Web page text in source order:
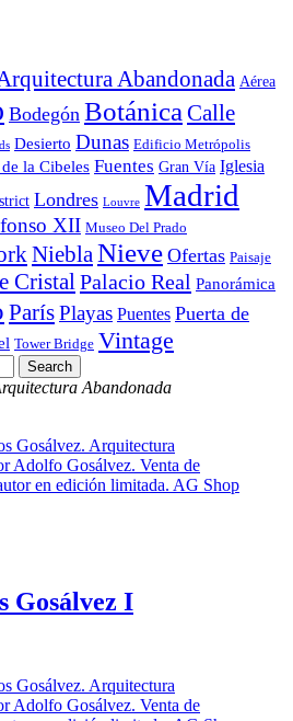
Abandonada Aérea
Bodegón BotánicaCalle
Desierto Dunas Edificio Metrópolis
la Cibeles Fuentes Gran Vía Iglesia
Londres Louvre Madrid
XII Museo Del Prado
NieblaNieve Ofertas Paisaje
CristalPalacio Real Panorámica
ParísPlayas Puentes Puerta de
Tower Bridge Vintage
Search
Abandonada
Gosálvez I